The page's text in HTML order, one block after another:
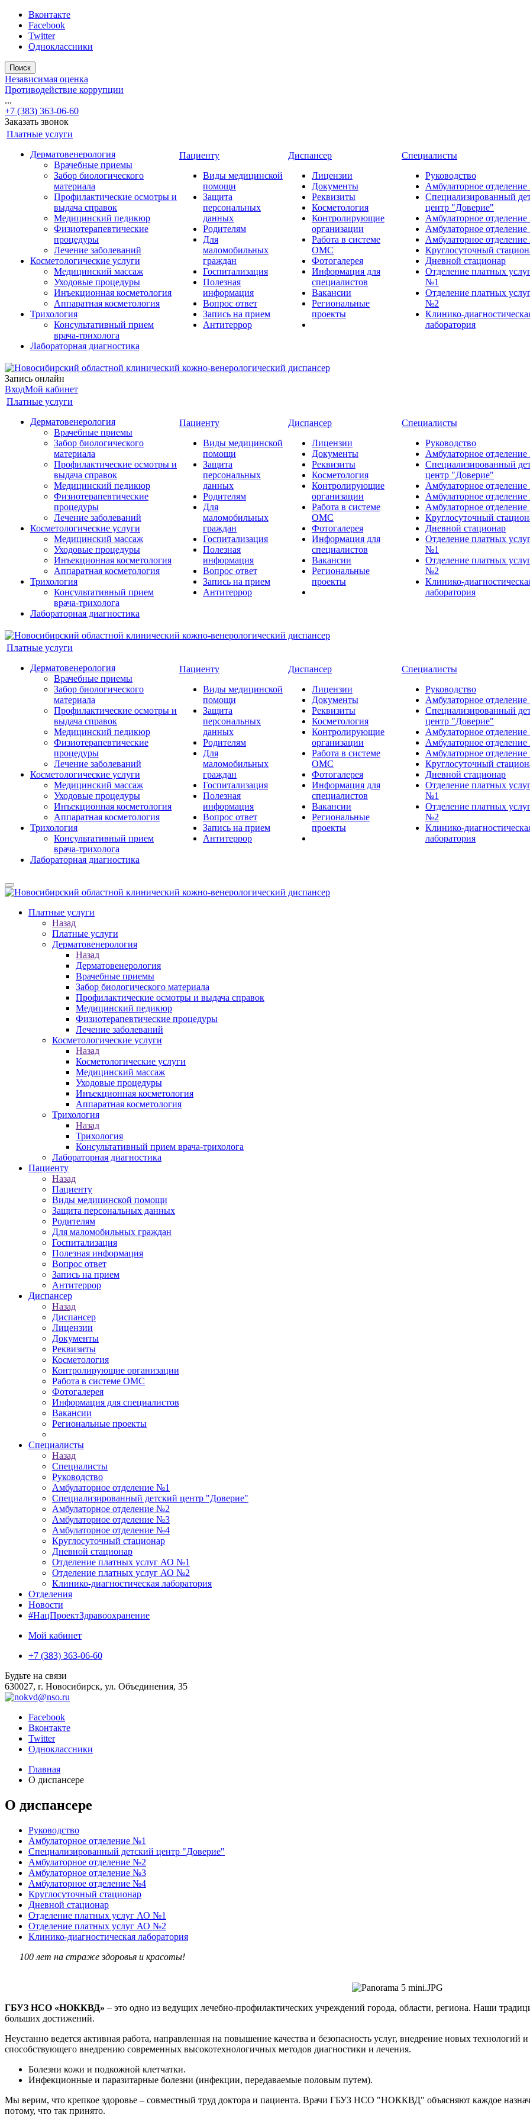
Вконтакте
Facebook
Twitter
Одноклассники
Поиск
Независимая оценка
Противодействие коррупции
...
+7 (383) 363-06-60
Заказать звонок
Платные услуги
Дерматовенерология
Врачебные приемы
Забор биологического
материала
Профилактические осмотры и
выдача справок
Медицинский педикюр
Физиотерапевтические
процедуры
Лечение заболеваний
Косметологические услуги
Медицинский массаж
Уходовые процедуры
Инъекционная косметология
Аппаратная косметология
Трихология
Консультативный прием
врача-трихолога
Лабораторная диагностика
Пациенту
Виды медицинской
помощи
Защита
персональных
данных
Родителям
Для
маломобильных
граждан
Госпитализация
Полезная
информация
Вопрос ответ
Запись на прием
Антитеррор
Диспансер
Лицензии
Документы
Реквизиты
Косметология
Контролирующие
организации
Работа в системе
ОМС
Фотогалерея
Информация для
специалистов
Вакансии
Региональные
проекты
Специалисты
Руководство
Амбулаторное
Специализированный
центр "Доверие"
Амбулаторное
Амбулаторное
Амбулаторное
Круглосуточный
Дневной стационар
Отделение платных
№1
Отделение платных
№2
Клинико-
лаборатория
Запись онлайн
ВходМой кабинет
Платные услуги
Дерматовенерология
Врачебные приемы
Забор биологического
материала
Профилактические осмотры и
выдача справок
Медицинский педикюр
Физиотерапевтические
процедуры
Лечение заболеваний
Косметологические услуги
Медицинский массаж
Уходовые процедуры
Инъекционная косметология
Аппаратная косметология
Трихология
Консультативный прием
врача-трихолога
Лабораторная диагностика
Пациенту
Виды медицинской
помощи
Защита
персональных
данных
Родителям
Для
маломобильных
граждан
Госпитализация
Полезная
информация
Вопрос ответ
Запись на прием
Антитеррор
Диспансер
Лицензии
Документы
Реквизиты
Косметология
Контролирующие
организации
Работа в системе
ОМС
Фотогалерея
Информация для
специалистов
Вакансии
Региональные
проекты
Специалисты
Руководство
Амбулаторное
Специализированный
центр "Доверие"
Амбулаторное
Амбулаторное
Амбулаторное
Круглосуточный
Дневной стационар
Отделение платных
№1
Отделение платных
№2
Клинико-
лаборатория
Платные услуги
Дерматовенерология
Врачебные приемы
Забор биологического
материала
Профилактические осмотры и
выдача справок
Медицинский педикюр
Физиотерапевтические
процедуры
Лечение заболеваний
Косметологические услуги
Медицинский массаж
Уходовые процедуры
Инъекционная косметология
Аппаратная косметология
Трихология
Консультативный прием
врача-трихолога
Лабораторная диагностика
Пациенту
Виды медицинской
помощи
Защита
персональных
данных
Родителям
Для
маломобильных
граждан
Госпитализация
Полезная
информация
Вопрос ответ
Запись на прием
Антитеррор
Диспансер
Лицензии
Документы
Реквизиты
Косметология
Контролирующие
организации
Работа в системе
ОМС
Фотогалерея
Информация для
специалистов
Вакансии
Региональные
проекты
Специалисты
Руководство
Амбулаторное
Специализированный
центр "Доверие"
Амбулаторное
Амбулаторное
Амбулаторное
Круглосуточный
Дневной стационар
Отделение платных
№1
Отделение платных
№2
Клинико-
лаборатория
Платные услуги
Назад
Платные услуги
Дерматовенерология
Назад
Дерматовенерология
Врачебные приемы
Забор биологического материала
Профилактические осмотры и выдача справок
Медицинский педикюр
Физиотерапевтические процедуры
Лечение заболеваний
Косметологические услуги
Назад
Косметологические услуги
Медицинский массаж
Уходовые процедуры
Инъекционная косметология
Аппаратная косметология
Трихология
Назад
Трихология
Консультативный прием врача-трихолога
Лабораторная диагностика
Пациенту
Назад
Пациенту
Виды медицинской помощи
Защита персональных данных
Родителям
Для маломобильных граждан
Госпитализация
Полезная информация
Вопрос ответ
Запись на прием
Антитеррор
Диспансер
Назад
Диспансер
Лицензии
Документы
Реквизиты
Косметология
Контролирующие организации
Работа в системе ОМС
Фотогалерея
Информация для специалистов
Вакансии
Региональные проекты
Специалисты
Назад
Специалисты
Руководство
Амбулаторное отделение №1
Специализированный детский центр "Доверие"
Амбулаторное отделение №2
Амбулаторное отделение №3
Амбулаторное отделение №4
Круглосуточный стационар
Дневной стационар
Отделение платных услуг АО №1
Отделение платных услуг АО №2
Клинико-диагностическая лаборатория
Отделения
Новости
#НацПроектЗдравоохранение
Мой кабинет
+7 (383) 363-06-60
Будьте на связи
630027, г. Новосибирск, ул. Объединения, 35
Facebook
Вконтакте
Twitter
Одноклассники
Главная
О диспансере
О диспансере
Руководство
Амбулаторное отделение №1
Специализированный детский центр "Доверие"
Амбулаторное отделение №2
Амбулаторное отделение №3
Амбулаторное отделение №4
Круглосуточный стационар
Дневной стационар
Отделение платных услуг АО №1
Отделение платных услуг АО №2
Клинико-диагностическая лаборатория
100 лет на страже здоровья и красоты!
ГБУЗ НСО «НОККВД» – это одно из ведущих лечебно-профилактических учреждений города, области, региона. Наши
больших достижений.
Неустанно ведется активная работа, направленная на повышение качества и безопасность услуг, внедрение новых технологий
способствующего внедрению современных высокотехнологичных методов диагностики и лечения.
Болезни кожи и подкожной клетчатки.
Инфекционные и паразитарные болезни (инфекции, передаваемые половым путем).
Мы верим, что крепкое здоровье – совместный труд доктора и пациента. Врачи ГБУЗ НСО "НОККВД" объясняют каждое
потому, что так принято.